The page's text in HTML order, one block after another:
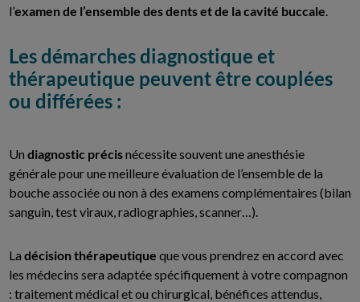
l’examen de l’ensemble des dents et de la cavité buccale.
Les démarches diagnostique et
thérapeutique peuvent être couplées
ou différées :
Un diagnostic précisnécessite souvent une anesthésie
générale pour une meilleure évaluation de l’ensemble de la
bouche associée ou non à des examens complémentaires (bilan
sanguin, test viraux, radiographies, scanner…).
La décision thérapeutique que vous prendrez en accord avec
les médecins sera adaptée spécifiquement à votre compagnon
: traitement médical et ou chirurgical, bénéfices attendus,